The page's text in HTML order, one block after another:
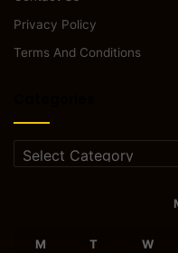
Privacy Policy
Terms And Conditions
Categories
M T W